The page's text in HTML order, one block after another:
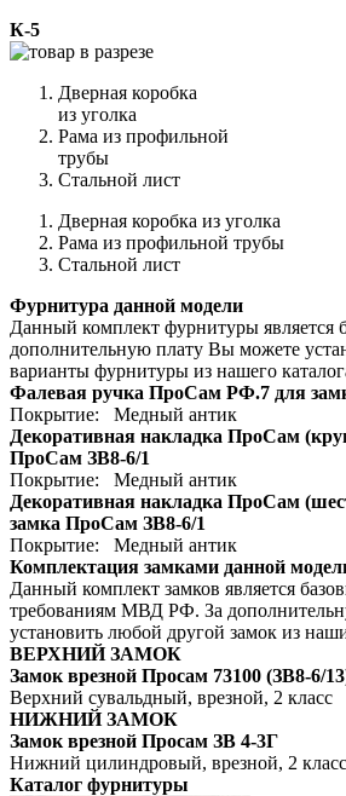
К-5
Дверная коробка
из уголка
Рама из профильной
трубы
Стальной лист
Дверная коробка из уголка
Рама из профильной трубы
Стальной лист
Фурнитура данной модели
Данный комплект фурнитуры является
дополнительную плату Вы можете
варианты фурнитуры из нашего
Фалевая ручка ПроСам РФ.7 для
Покрытие: Медный антик
Декоративная накладка ПроСам
ПроСам ЗВ8-6/1
Покрытие: Медный антик
Декоративная накладка ПроСам
замка ПроСам ЗВ8-6/1
Покрытие: Медный антик
Комплектация замками данной
Данный комплект замков является
требованиям МВД РФ. За
установить любой другой замок из
ВЕРХНИЙ ЗАМОК
Замок врезной Просам 73100 (ЗВ8-6/
Верхний сувальдный, врезной, 2 класс
НИЖНИЙ ЗАМОК
Замок врезной Просам ЗВ 4-3Г
Нижний цилиндровый, врезной, 2 класс
Каталог фурнитуры